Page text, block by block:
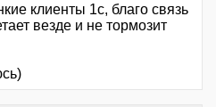
клиенты 1с, благо связь
везде и не тормозит